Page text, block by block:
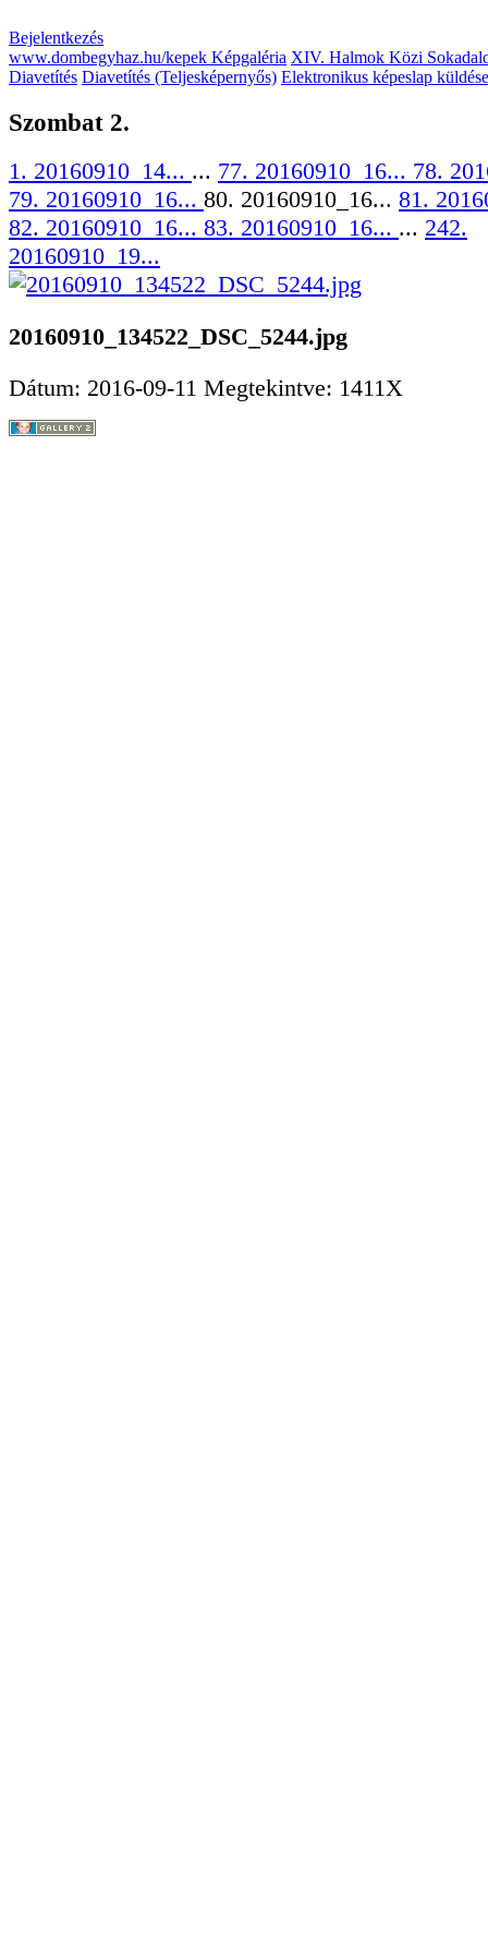
Bejelentkezés
www.dombegyhaz.hu/kepek Képgaléria XIV. Halmok Közi
Diavetítés Diavetítés (Teljesképernyős) Elektronikus képeslap
Szombat 2.
1. 20160910_14... ... 77. 20160910_16... 78.
79. 20160910_16... 80. 20160910_16... 81.
82. 20160910_16... 83. 20160910_16... ... 242.
20160910_19...
20160910_134522_DSC_5244.jpg
Dátum: 2016-09-11 Megtekintve: 1411X